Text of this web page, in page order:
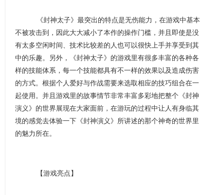
《封神太子》最突出的特点是无伤能力，在游戏中基本
不被攻击到，因此大大减小了本作的操作门槛，并且即使是没
有太多空闲时间、技术比较差的人也可以很快上手并享受到其
中的乐趣。另外，《封神太子》的游戏里有很多丰富的各种各
样的技能体系，每一个技能都具有不一样的效果以及造成伤害
的方式。根据个人爱好与作战需要来选取相应的技巧组合在一
起使用。并且游戏里的故事情节非常丰富多彩地把整个《封神
演义》的世界展现在大家面前，在游玩的过程中让人有身临其
境的感觉去体验一下《封神演义》所讲述的那个神奇的世界里
的魅力所在。
【游戏亮点】